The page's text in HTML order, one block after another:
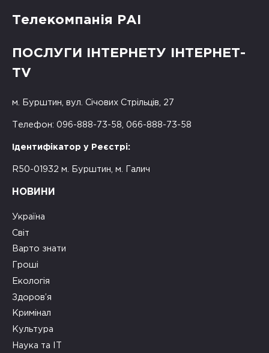
Телекомпанія РАІ
ПОСЛУГИ ІНТЕРНЕТУ ІНТЕРНЕТ-
TV
м. Бурштин, вул. Січових Стрільців, 27
Телефон: 096-888-73-58, 066-888-73-58
Ідентифікатор у Реєстрі:
R50-01932 м. Бурштин, м. Галич
НОВИНИ
Україна
Світ
Варто знати
Гроші
Екологія
Здоров’я
Кримінал
Культура
Наука та ІТ